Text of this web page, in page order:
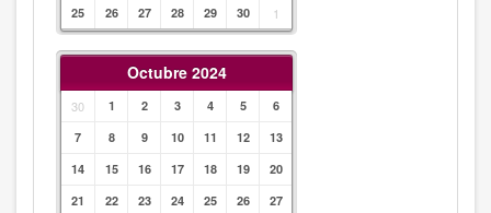
25
26 27 28 29 30 1
Octubre 2024
30 1 2 3 4 5
6
7
8 9 10 11 12
13
14
15 16 17 18 19
20
21
22 23 24 25 26
27